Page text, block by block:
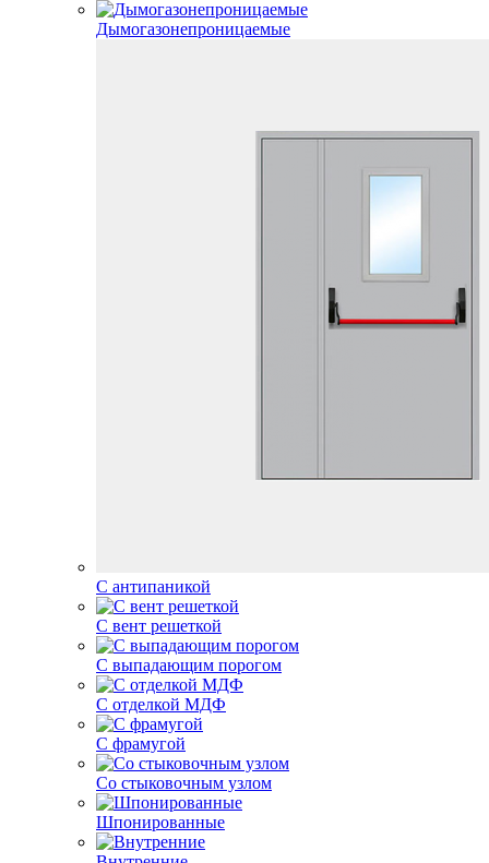
Дымогазонепроницаемые
С антипаникой
С вент решеткой
С выпадающим порогом
С отделкой МДФ
С фрамугой
Со стыковочным узлом
Шпонированные